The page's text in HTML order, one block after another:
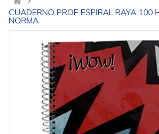
CUADERNO PROF ESPIRAL RAYA
NORMA